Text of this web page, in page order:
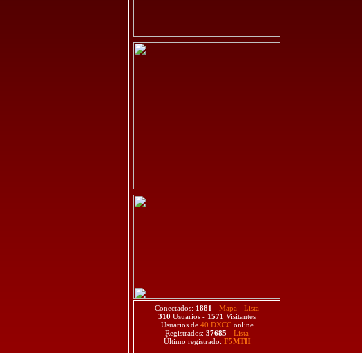
Conectados: 1881 - Mapa - Lista
310 Usuarios - 1571 Visitantes
Usuarios de 40 DXCConline
Registrados: 37685 - Lista
Último registrado: F5MTH